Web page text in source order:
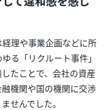
理や事業企画などに所
る「リクルート事件」
たことで、会社の資産
機関や国の機関に交渉
せんでした。